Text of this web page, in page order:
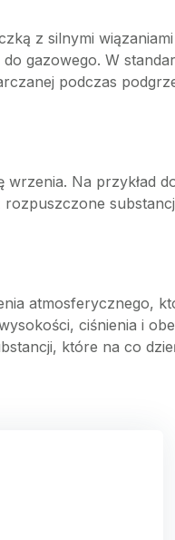
z silnymi
gazowego. W
podczas
Na przykład
atmosferycznego,
ciśnienia i
które na co